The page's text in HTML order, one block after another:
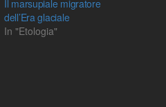
Il marsupiale migratore
dell’Era glaciale
In "Etologia"